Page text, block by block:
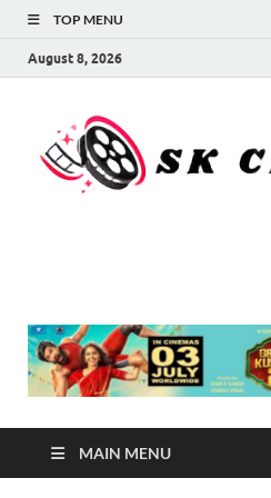
TOP MENU
August 8, 2026
MAIN MENU